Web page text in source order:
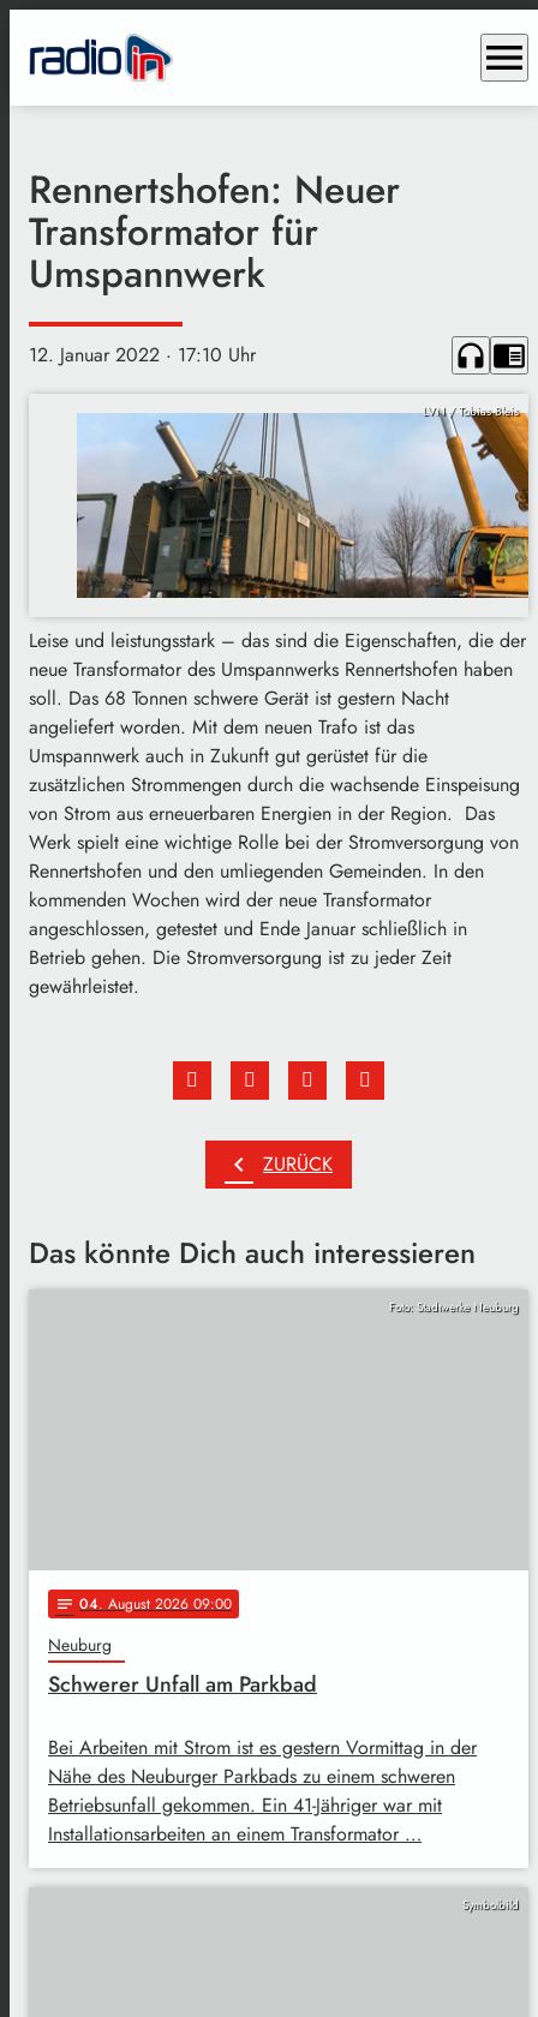
menu
Rennertshofen: Neuer
Transformator für
Umspannwerk
12. Januar 2022 · 17:10 Uhr headphones chrome_reader_mode
LVN / Tobias Bleis
Leise und leistungsstark – das sind die Eigenschaften, die der
neue Transformator des Umspannwerks Rennertshofen haben
soll. Das 68 Tonnen schwere Gerät ist gestern Nacht
angeliefert worden. Mit dem neuen Trafo ist das
Umspannwerk auch in Zukunft gut gerüstet für die
zusätzlichen Strommengen durch die wachsende Einspeisung
von Strom aus erneuerbaren Energien in der Region. Das
Werk spielt eine wichtige Rolle bei der Stromversorgung von
Rennertshofen und den umliegenden Gemeinden. In den
kommenden Wochen wird der neue Transformator
angeschlossen, getestet und Ende Januar schließlich in
Betrieb gehen. Die Stromversorgung ist zu jeder Zeit
gewährleistet.
chevron_left ZURÜCK
Das könnte Dich auch interessieren
Foto: Stadtwerke Neuburg
notes 04. August 2026 09:00
Neuburg
Schwerer Unfall am Parkbad
Bei Arbeiten mit Strom ist es gestern Vormittag in der
Nähe des Neuburger Parkbads zu einem schweren
Betriebsunfall gekommen. Ein 41-Jähriger war mit
Installationsarbeiten an einem Transformator …
Symbolbild